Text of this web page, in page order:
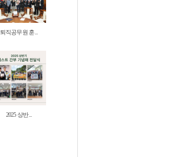
퇴직공무원 훈...
2025 상반...